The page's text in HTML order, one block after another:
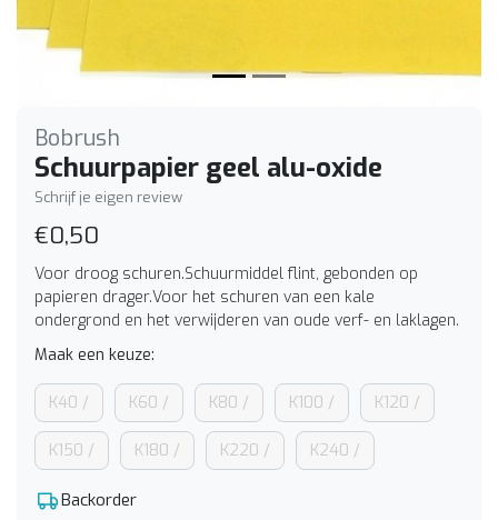
Bobrush
Schuurpapier geel alu-oxide
Schrijf je eigen review
€0,50
Voor droog schuren.Schuurmiddel flint, gebonden op
papieren drager.Voor het schuren van een kale
ondergrond en het verwijderen van oude verf- en laklagen.
Maak een keuze:
K40 / K60 / K80 / K100 / K120 /
K150 / K180 / K220 / K240 /
Backorder